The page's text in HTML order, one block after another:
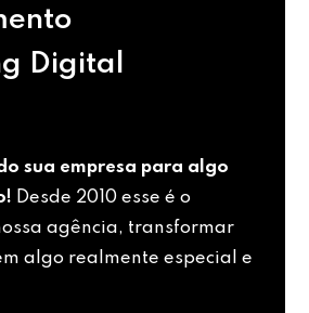
Digital
sua empresa para algo
Desde 2010 esse é o
agência, transformar
algo realmente especial e